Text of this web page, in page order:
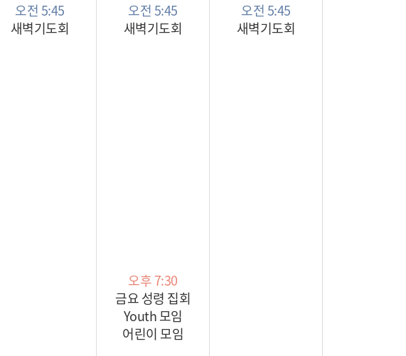
오전 5:45
새벽기도회
오전 5:45
새벽기도회
오전 5:45
새벽기도회
오후 7:30
금요 성령 집회
Youth 모임
어린이 모임